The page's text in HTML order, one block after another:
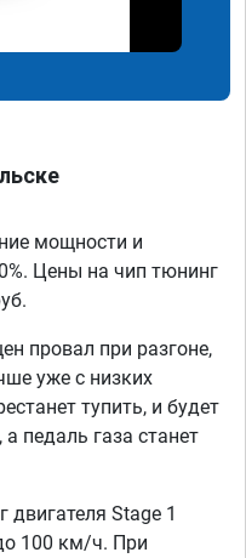
мощности и
Цены на чип тюнинг
провал при разгоне,
уже с низких
тупить, и будет
педаль газа станет
Stage 1
100 км/ч. При